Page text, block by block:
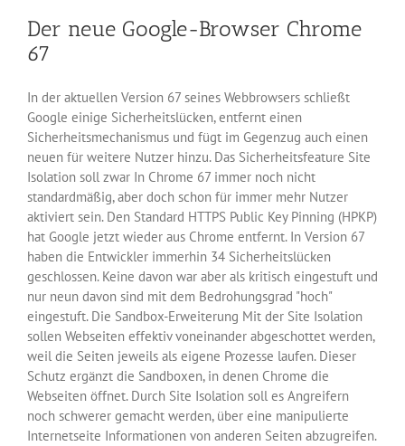
Der neue Google-Browser Chrome
67
In der aktuellen Version 67 seines Webbrowsers schließt
Google einige Sicherheitslücken, entfernt einen
Sicherheitsmechanismus und fügt im Gegenzug auch einen
neuen für weitere Nutzer hinzu. Das Sicherheitsfeature Site
Isolation soll zwar In Chrome 67 immer noch nicht
standardmäßig, aber doch schon für immer mehr Nutzer
aktiviert sein. Den Standard HTTPS Public Key Pinning (HPKP)
hat Google jetzt wieder aus Chrome entfernt. In Version 67
haben die Entwickler immerhin 34 Sicherheitslücken
geschlossen. Keine davon war aber als kritisch eingestuft und
nur neun davon sind mit dem Bedrohungsgrad "hoch"
eingestuft. Die Sandbox-Erweiterung Mit der Site Isolation
sollen Webseiten effektiv voneinander abgeschottet werden,
weil die Seiten jeweils als eigene Prozesse laufen. Dieser
Schutz ergänzt die Sandboxen, in denen Chrome die
Webseiten öffnet. Durch Site Isolation soll es Angreifern
noch schwerer gemacht werden, über eine manipulierte
Internetseite Informationen von anderen Seiten abzugreifen.